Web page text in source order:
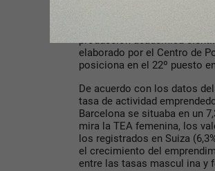
En el ámbito de la
producción académica
elaborado por el Centro de
posiciona en el 22º puesto
De acuerdo con los datos
tasa de actividad
Barcelona se situaba en un
mira la TEA femenina, los
los registrados en Suiza
el crecimiento del
entre las tasas mascul ina y